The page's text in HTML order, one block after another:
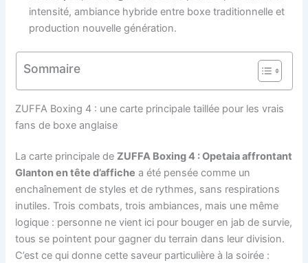
intensité, ambiance hybride entre boxe traditionnelle et
production nouvelle génération.
Sommaire
ZUFFA Boxing 4 : une carte principale taillée pour les vrais
fans de boxe anglaise
La carte principale deZUFFA Boxing 4 : Opetaia affrontant
Glanton en tête d’affiche a été pensée comme un
enchaînement de styles et de rythmes, sans respirations
inutiles. Trois combats, trois ambiances, mais une même
logique : personne ne vient ici pour bouger en jab de survie,
tous se pointent pour gagner du terrain dans leur division.
C’est ce qui donne cette saveur particulière à la soirée :